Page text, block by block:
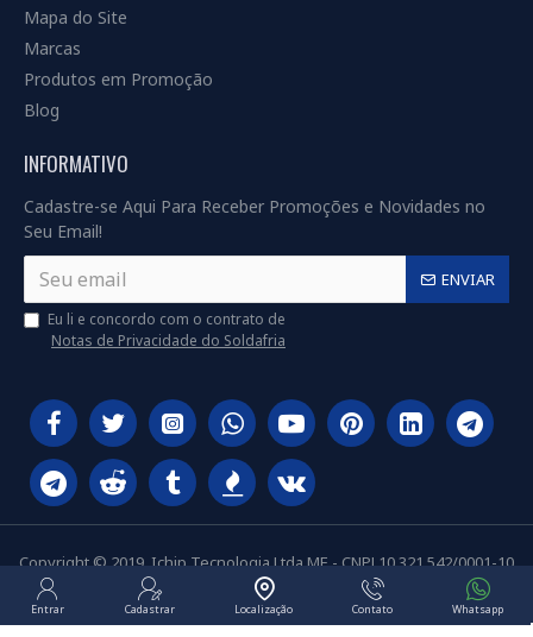
Mapa do Site
Marcas
Produtos em Promoção
Blog
INFORMATIVO
Cadastre-se Aqui Para Receber Promoções e Novidades no
Seu Email!
ENVIAR
Eu li e concordo com o contrato de
Notas de Privacidade do Soldafria
Copyright © 2019, Ichip Tecnologia Ltda ME - CNPJ 10.321.542/0001-10
Entrar Cadastrar Localização Contato Whatsapp